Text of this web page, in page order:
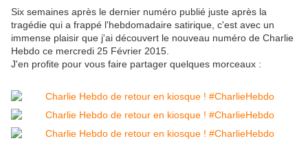
Six semaines après le dernier numéro publié juste après la
tragédie qui a frappé l'hebdomadaire satirique, c'est avec un
immense plaisir que j'ai découvert le nouveau numéro de Charlie
Hebdo ce mercredi 25 Février 2015.
J'en profite pour vous faire partager quelques morceaux :